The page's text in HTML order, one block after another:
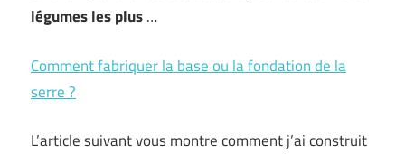
légumes les plus…
Comment fabriquer la base ou la fondation de la
serre ?
L’article suivant vous montre comment j’ai construit